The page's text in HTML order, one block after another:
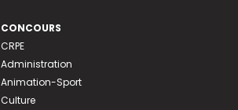
CONCOURS
CRPE
Administration
Animation-Sport
Culture